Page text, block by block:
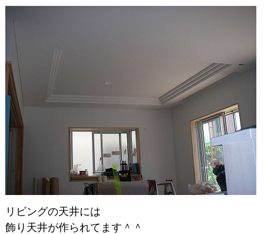
リビングの天井には
飾り天井が作られてます＾＾